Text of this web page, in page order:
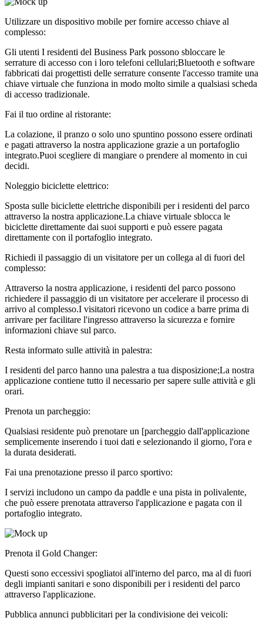
Utilizzare un dispositivo mobile per fornire accesso chiave al
complesso:
Gli utenti I residenti del Business Park possono sbloccare le
serrature di accesso con i loro telefoni cellulari;Bluetooth e software
fabbricati dai progettisti delle serrature consente l'accesso tramite una
chiave virtuale che funziona in modo molto simile a qualsiasi scheda
di accesso tradizionale.
Fai il tuo ordine al ristorante:
La colazione, il pranzo o solo uno spuntino possono essere ordinati
e pagati attraverso la nostra applicazione grazie a un portafoglio
integrato.Puoi scegliere di mangiare o prendere al momento in cui
decidi.
Noleggio biciclette elettrico:
Sposta sulle biciclette elettriche disponibili per i residenti del parco
attraverso la nostra applicazione.La chiave virtuale sblocca le
biciclette direttamente dai suoi supporti e può essere pagata
direttamente con il portafoglio integrato.
Richiedi il passaggio di un visitatore per un collega al di fuori del
complesso:
Attraverso la nostra applicazione, i residenti del parco possono
richiedere il passaggio di un visitatore per accelerare il processo di
arrivo al complesso.I visitatori ricevono un codice a barre prima di
arrivare per facilitare l'ingresso attraverso la sicurezza e fornire
informazioni chiave sul parco.
Resta informato sulle attività in palestra:
I residenti del parco hanno una palestra a tua disposizione;La nostra
applicazione contiene tutto il necessario per sapere sulle attività e gli
orari.
Prenota un parcheggio:
Qualsiasi residente può prenotare un [parcheggio dall'applicazione
semplicemente inserendo i tuoi dati e selezionando il giorno, l'ora e
la durata desiderati.
Fai una prenotazione presso il parco sportivo:
I servizi includono un campo da paddle e una pista in polivalente,
che può essere prenotata attraverso l'applicazione e pagata con il
portafoglio integrato.
Prenota il Gold Changer:
Questi sono eccessivi spogliatoi all'interno del parco, ma al di fuori
degli impianti sanitari e sono disponibili per i residenti del parco
attraverso l'applicazione.
Pubblica annunci pubblicitari per la condivisione dei veicoli: